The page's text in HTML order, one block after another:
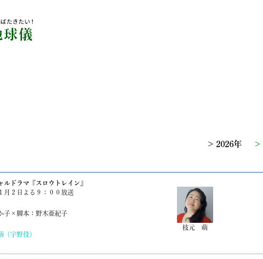
2026年
ルドラマ『スロウトレイン』
月２日よる９：００放送
子×脚本：野木亜紀子
（宇野役）
枝元 萌